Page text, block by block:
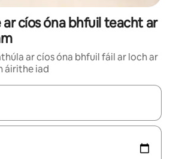
ar cíos óna bhfuil teacht ar
ar cíos óna bhfuil fáil ar loch ar
áirithe iad
ar fáil, déan nascleanúint le